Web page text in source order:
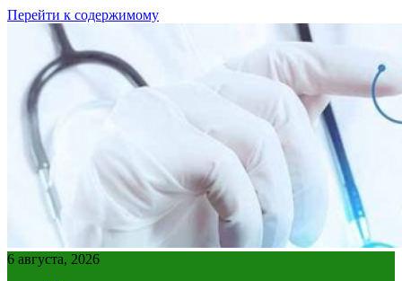
Перейти к содержимому
6 августа, 2026